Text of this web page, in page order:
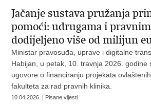
Jačanje sustava pružanja
pomoći: udrugama i
dodijeljeno više od milijun
Ministar pravosuđa, uprave i digitalne
Habijan, u petak, 10. travnja 2026. godine
ugovore o financiranju projekata
fakulteta za rad pravnih klinika.
10.04.2026. | Pisane vijesti